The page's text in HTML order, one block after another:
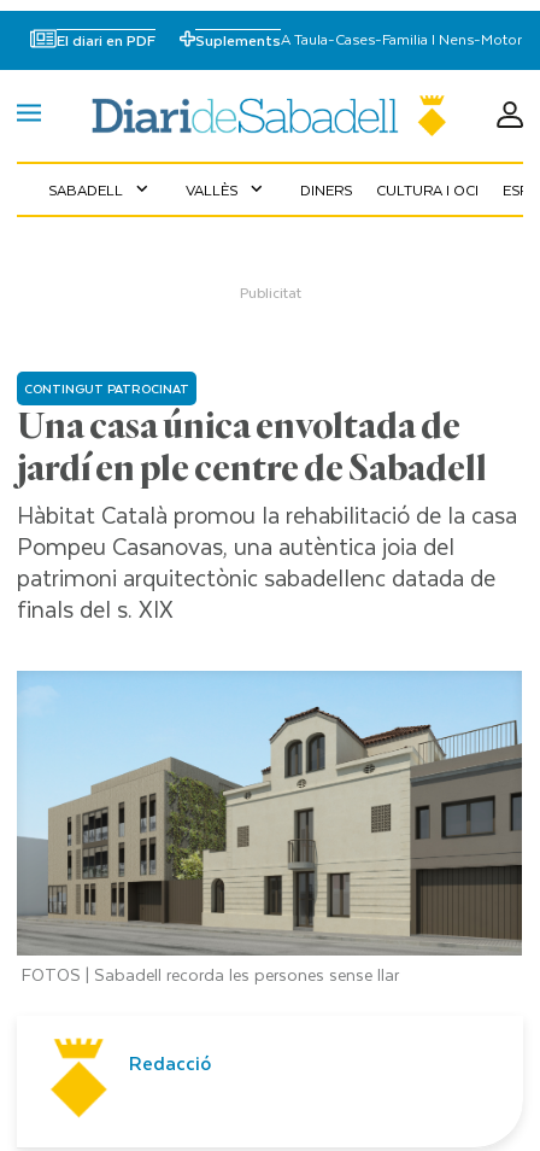
El diari en PDF SuplementsA Taula-Cases-Familia I Nens-Motor
SABADELL expand_more VALLÈS expand_more DINERS CULTURA I OCI
Una casa única envoltada de
jardí en ple centre de Sabadell
CONTINGUT PATROCINAT
Hàbitat Català promou la rehabilitació de la casa
Pompeu Casanovas, una autèntica joia del
patrimoni arquitectònic sabadellenc datada de
finals del s. XIX
FOTOS | Sabadell recorda les persones sense llar
Redacció